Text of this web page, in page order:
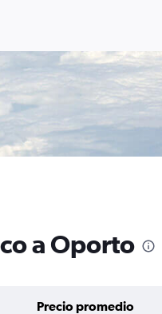
a Oporto
Precio promedio